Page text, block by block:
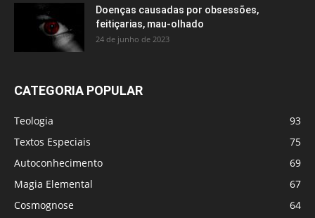
Doenças causadas por obsessões,
feitiçarias, mau-olhado
24 de junho de 2023
CATEGORIA POPULAR
Teologia
93
Textos Especiais
75
Autoconhecimento
69
Magia Elemental
67
Cosmognose
64